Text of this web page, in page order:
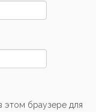
этом браузере для